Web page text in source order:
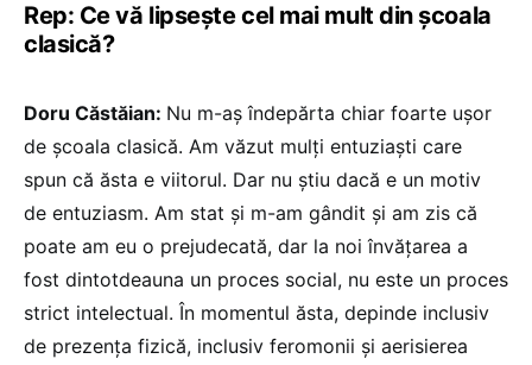
Rep: Ce vă lipsește cel mai mult din școala
clasică?
Doru Căstăian: Nu m-aș îndepărta chiar foarte ușor
de școala clasică. Am văzut mulți entuziaști care
spun că ăsta e viitorul. Dar nu știu dacă e un motiv
de entuziasm. Am stat și m-am gândit și am zis că
poate am eu o prejudecată, dar la noi învățarea a
fost dintotdeauna un proces social, nu este un proces
strict intelectual. În momentul ăsta, depinde inclusiv
de prezența fizică, inclusiv feromonii și aerisierea